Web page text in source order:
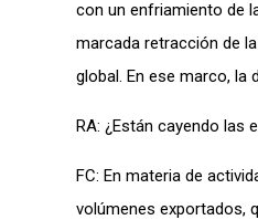
con un enfriamiento de
marcada retracción de
global. En ese marco, la
RA: ¿Están cayendo las
FC: En materia de
volúmenes exportados,